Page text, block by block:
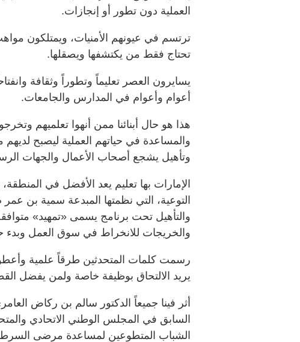
العملية دون تطور أو إنجازات.
ترتسم في عيونهم الأمنيات، ويمتلكون
تحتاج فقط من يكتشفها ويصقلها.
يسايرون العصر تعليماً وتطوراً وثقافة
أعوام وأعوام في المدارس والجامعات.
هذا هو حال أبنائنا ممن أنهوا تعلميهم
والمساعدة في حياتهم العملية ليصبح
وتأهيل يشجع أصحاب الأعمال والجهات
الإمارات بها تعليم يعد الأفضل في
التوعية، التي نظمتها المبدعة سمية بن عمر
والتأهيل تحت برنامج يسمى «تمهيد»
والخريجات للانخراط في سوق العمل وبدء
رسمت كلمات المتحدثين طرقاً علمية
يريد الالتحاق بوظيفة خاصة ولمن يفضل
أثر فينا جميعاً الدكتور سالم بن ركاض
السابق في المجلس الوطني الاتحادي
الشباب المتطوعين لمساعدة مرضى